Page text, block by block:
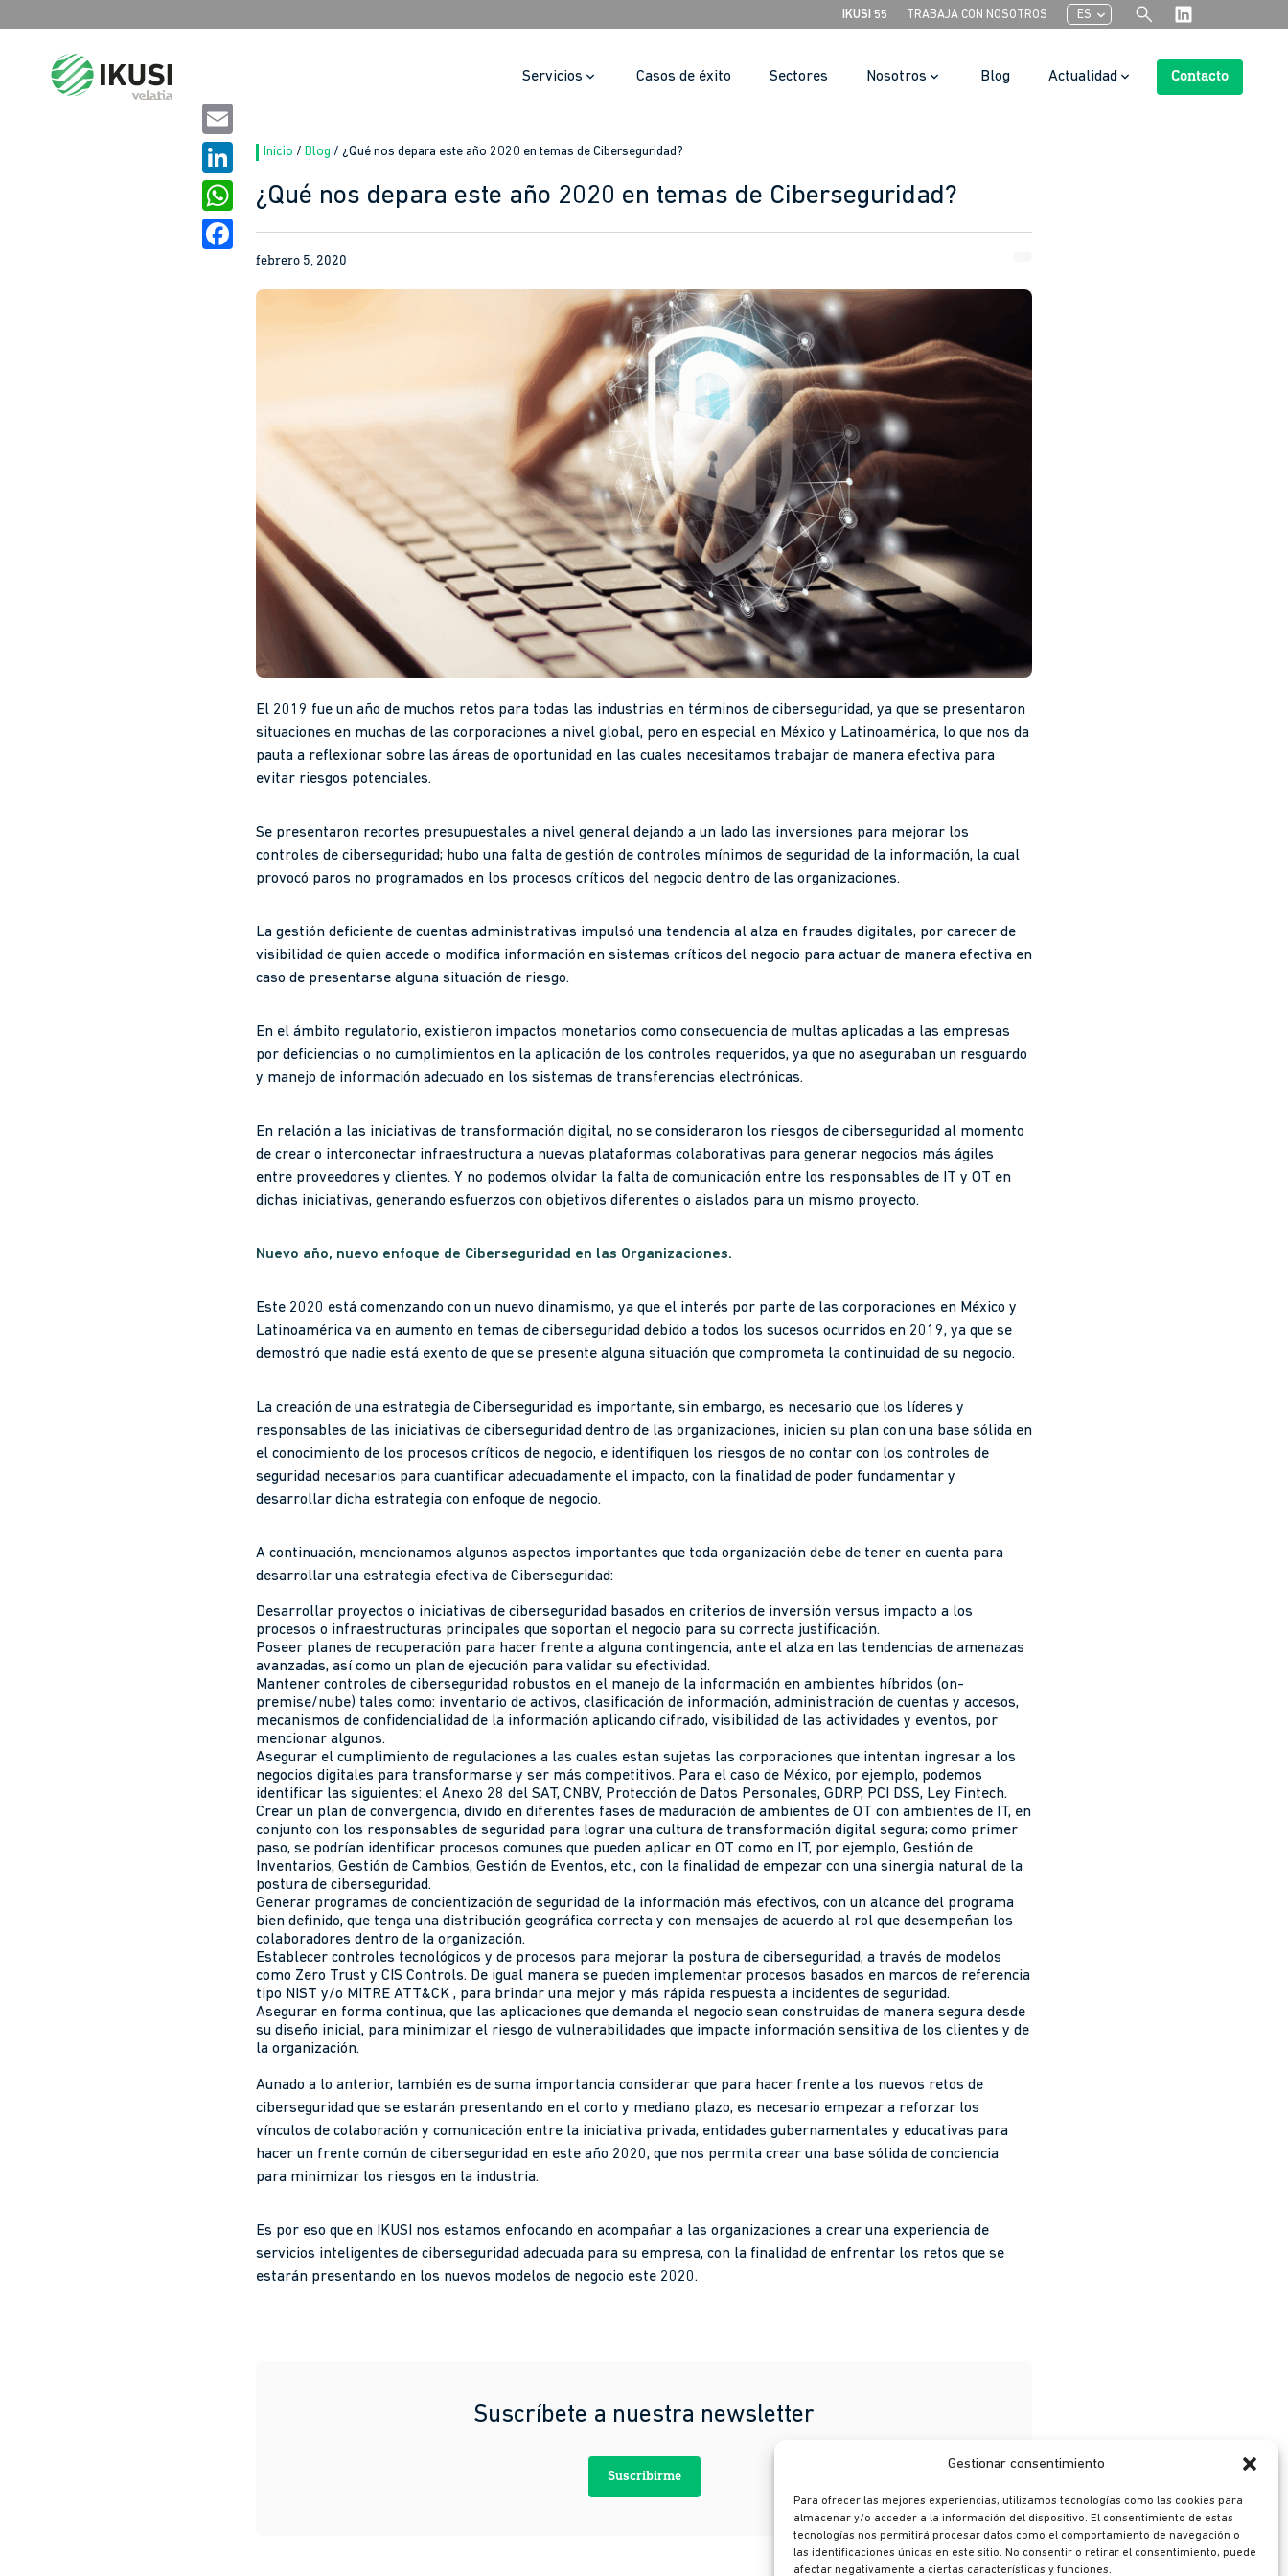
Gestionar consentimiento
Para ofrecer las mejores experiencias, utilizamos tecnologías como las cookies para
almacenar y/o acceder a la información del dispositivo. El consentimiento de estas
tecnologías nos permitirá procesar datos como el comportamiento de navegación o
las identificaciones únicas en este sitio. No consentir o retirar el consentimiento, puede
afectar negativamente a ciertas características y funciones.
IKUSI 55 TRABAJA CON NOSOTROS ES chevron_left search
Servicios Casos de éxito Sectores Nosotros Blog Actualidad Contacto
Inicio / Blog / ¿Qué nos depara este año 2020 en temas de Ciberseguridad?
¿Qué nos depara este año 2020 en temas de Ciberseguridad?
Email
LinkedIn
WhatsApp
Facebookfebrero 5, 2020
El 2019 fue un año de muchos retos para todas las industrias en términos de ciberseguridad, ya que se presentaron
situaciones en muchas de las corporaciones a nivel global, pero en especial en México y Latinoamérica, lo que nos da
pauta a reflexionar sobre las áreas de oportunidad en las cuales necesitamos trabajar de manera efectiva para
evitar riesgos potenciales.
Se presentaron recortes presupuestales a nivel general dejando a un lado las inversiones para mejorar los
controles de ciberseguridad; hubo una falta de gestión de controles mínimos de seguridad de la información, la cual
provocó paros no programados en los procesos críticos del negocio dentro de las organizaciones.
La gestión deficiente de cuentas administrativas impulsó una tendencia al alza en fraudes digitales, por carecer de
visibilidad de quien accede o modifica información en sistemas críticos del negocio para actuar de manera efectiva en
caso de presentarse alguna situación de riesgo.
En el ámbito regulatorio, existieron impactos monetarios como consecuencia de multas aplicadas a las empresas
por deficiencias o no cumplimientos en la aplicación de los controles requeridos, ya que no aseguraban un resguardo
y manejo de información adecuado en los sistemas de transferencias electrónicas.
En relación a las iniciativas de transformación digital, no se consideraron los riesgos de ciberseguridad al momento
de crear o interconectar infraestructura a nuevas plataformas colaborativas para generar negocios más ágiles
entre proveedores y clientes. Y no podemos olvidar la falta de comunicación entre los responsables de IT y OT en
dichas iniciativas, generando esfuerzos con objetivos diferentes o aislados para un mismo proyecto.
Nuevo año, nuevo enfoque de Ciberseguridad en las Organizaciones.
Este 2020 está comenzando con un nuevo dinamismo, ya que el interés por parte de las corporaciones en México y
Latinoamérica va en aumento en temas de ciberseguridad debido a todos los sucesos ocurridos en 2019, ya que se
demostró que nadie está exento de que se presente alguna situación que comprometa la continuidad de su negocio.
La creación de una estrategia de Ciberseguridad es importante, sin embargo, es necesario que los líderes y
responsables de las iniciativas de ciberseguridad dentro de las organizaciones, inicien su plan con una base sólida en
el conocimiento de los procesos críticos de negocio, e identifiquen los riesgos de no contar con los controles de
seguridad necesarios para cuantificar adecuadamente el impacto, con la finalidad de poder fundamentar y
desarrollar dicha estrategia con enfoque de negocio.
A continuación, mencionamos algunos aspectos importantes que toda organización debe de tener en cuenta para
desarrollar una estrategia efectiva de Ciberseguridad:
Desarrollar proyectos o iniciativas de ciberseguridad basados en criterios de inversión versus impacto a los
procesos o infraestructuras principales que soportan el negocio para su correcta justificación.
Poseer planes de recuperación para hacer frente a alguna contingencia, ante el alza en las tendencias de amenazas
avanzadas, así como un plan de ejecución para validar su efectividad.
Mantener controles de ciberseguridad robustos en el manejo de la información en ambientes híbridos (on-
premise/nube) tales como: inventario de activos, clasificación de información, administración de cuentas y accesos,
mecanismos de confidencialidad de la información aplicando cifrado, visibilidad de las actividades y eventos, por
mencionar algunos.
Asegurar el cumplimiento de regulaciones a las cuales estan sujetas las corporaciones que intentan ingresar a los
negocios digitales para transformarse y ser más competitivos. Para el caso de México, por ejemplo, podemos
identificar las siguientes: el Anexo 28 del SAT, CNBV, Protección de Datos Personales, GDRP, PCI DSS, Ley Fintech.
Crear un plan de convergencia, divido en diferentes fases de maduración de ambientes de OT con ambientes de IT, en
conjunto con los responsables de seguridad para lograr una cultura de transformación digital segura; como primer
paso, se podrían identificar procesos comunes que pueden aplicar en OT como en IT, por ejemplo, Gestión de
Inventarios, Gestión de Cambios, Gestión de Eventos, etc., con la finalidad de empezar con una sinergia natural de la
postura de ciberseguridad.
Generar programas de concientización de seguridad de la información más efectivos, con un alcance del programa
bien definido, que tenga una distribución geográfica correcta y con mensajes de acuerdo al rol que desempeñan los
colaboradores dentro de la organización.
Establecer controles tecnológicos y de procesos para mejorar la postura de ciberseguridad, a través de modelos
como Zero Trust y CIS Controls. De igual manera se pueden implementar procesos basados en marcos de referencia
tipo NIST y/o MITRE ATT&CK , para brindar una mejor y más rápida respuesta a incidentes de seguridad.
Asegurar en forma continua, que las aplicaciones que demanda el negocio sean construidas de manera segura desde
su diseño inicial, para minimizar el riesgo de vulnerabilidades que impacte información sensitiva de los clientes y de
la organización.
Aunado a lo anterior, también es de suma importancia considerar que para hacer frente a los nuevos retos de
ciberseguridad que se estarán presentando en el corto y mediano plazo, es necesario empezar a reforzar los
vínculos de colaboración y comunicación entre la iniciativa privada, entidades gubernamentales y educativas para
hacer un frente común de ciberseguridad en este año 2020, que nos permita crear una base sólida de conciencia
para minimizar los riesgos en la industria.
Es por eso que en IKUSI nos estamos enfocando en acompañar a las organizaciones a crear una experiencia de
servicios inteligentes de ciberseguridad adecuada para su empresa, con la finalidad de enfrentar los retos que se
estarán presentando en los nuevos modelos de negocio este 2020.
Suscríbete a nuestra newsletter
Suscribirme